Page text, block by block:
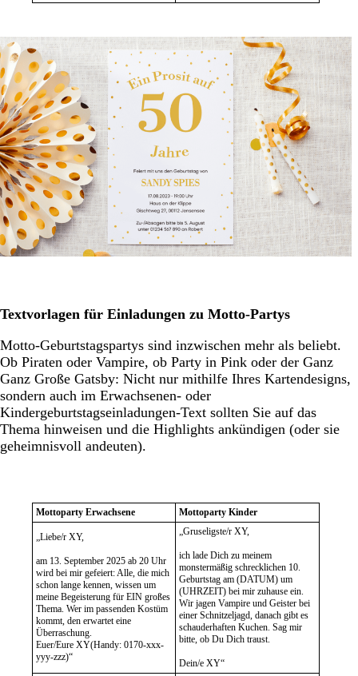
Textvorlagen für Einladungen zu Motto-Partys
Motto-Geburtstagspartys sind inzwischen mehr als beliebt.
Ob Piraten oder Vampire, ob Party in Pink oder der Ganz
Ganz Große Gatsby: Nicht nur mithilfe Ihres Kartendesigns,
sondern auch im Erwachsenen- oder
Kindergeburtstagseinladungen-Text sollten Sie auf das
Thema hinweisen und die Highlights ankündigen (oder sie
geheimnisvoll andeuten).
Mottoparty Erwachsene Mottoparty Kinder
„Liebe/r XY,
am 13. September 2025 ab 20 Uhr
wird bei mir gefeiert: Alle, die mich
schon lange kennen, wissen um
meine Begeisterung für EIN großes
Thema. Wer im passenden Kostüm
kommt, den erwartet eine
Überraschung.
Euer/Eure XY(Handy: 0170-xxx-
yyy-zzz)“
„Gruseligste/r XY,
ich lade Dich zu meinem
monstermäßig schrecklichen 10.
Geburtstag am (DATUM) um
(UHRZEIT) bei mir zuhause ein.
Wir jagen Vampire und Geister bei
einer Schnitzeljagd, danach gibt es
schauderhaften Kuchen. Sag mir
bitte, ob Du Dich traust.
Dein/e XY“